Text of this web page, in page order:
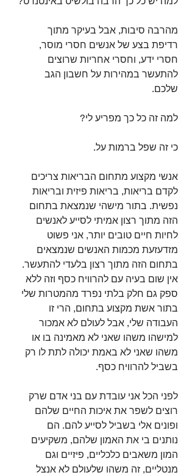
מהרבה סיבות, אבל בעיקר מתוך
רדיפת בצע של אנשים חסרי מוסר,
חסרי ידע, וחסרי אחריות שרוצים
להתעשר במהירות על חשבון הגב
שלכם.⁣
למה זה כל כך מפריע לי?⁣
כי זה שפל ברמות על.⁣
אנשי מקצוע מתחום הבריאות צריכים
לקדם בריאות, בריאות פיזית ובריאות
נפשית. בתור מישהי שנמצאת בתחום
הזה מתוך רצון אמיתי לסייע לאנשים
לחיות חיים טובים יותר, אני פשוט
מזדעזעת מכמות האנשים שנמצאים
בתחום הזה מתוך רצון בלעדי להתעשר.
אין שום בעיה עם להרוויח כסף וזה ללא
ספק גם חלק בלתי נפרד מהמטרות שלי
בתור אשת מקצוע בתחום, הרי זו
העבודה שלי, אבל לעולם לא אמכור
למישהו משהו שאני לא מאמינה בו או
משהו שאני לא באמת יכולה לתת לו רק
בשביל להרוויח כסף. ⁣
לפני הכל אני עובדת עם בני אדם שרק
רוצים לשפר את איכות החיים שלהם
ופונים אלי בשביל לסייע להם. הם
נותנים בי את האמון שלהם, משקיעים
המון משאבים כלכליים, פיזיים וגם
מנטליים, זה משהו שלעולם לא אנצל